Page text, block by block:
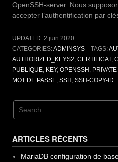
OpenSSH-server. Nous
accepter l’authentification par
UPDATED: 2 juin 2020
CATEGORIES:ADMINSYS TAGS:
AUTHORIZED_KEYS2 CERTIFICAT,
PUBLIQUE KEY, OPENSSH PRIVATE
MOT DE PASSE SSH SSH-COPY-ID
ARTICLES RÉCENTS
MariaDB configuration de base